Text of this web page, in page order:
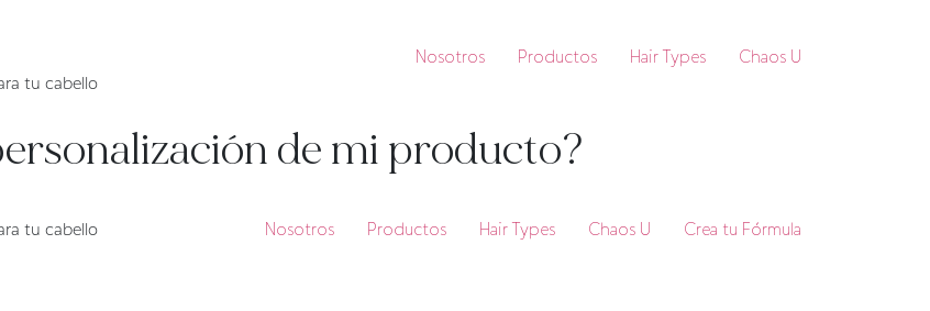
tu cabello
Nosotros Productos Hair Types Chaos U
de mi producto?
tu cabello Nosotros Productos Hair Types Chaos U
Crea tu Fórmula